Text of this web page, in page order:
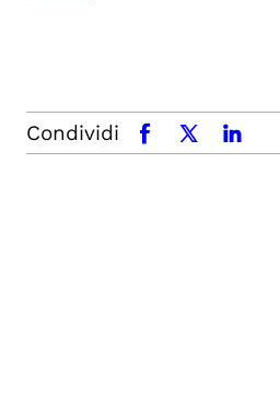
Condividi facebookx.comlinkedin